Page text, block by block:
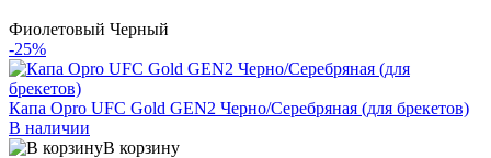
Фиолетовый Черный
-25%
Капа Opro UFC Gold GEN2 Черно/Серебряная (для брекетов)
В наличии
В корзину